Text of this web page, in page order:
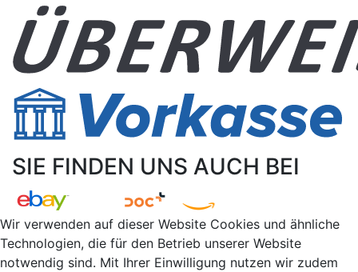
SIE FINDEN UNS AUCH BEI
Wir verwenden auf dieser Website Cookies und ähnliche
Technologien, die für den Betrieb unserer Website
notwendig sind. Mit Ihrer Einwilligung nutzen wir zudem